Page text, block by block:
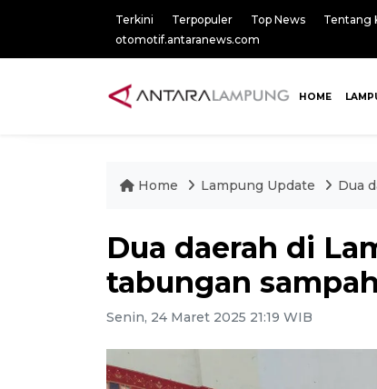
Terkini Terpopuler Top News Tentang
otomotif.antaranews.com
HOME
Home Lampung Update Dua
Dua daerah di
tabungan sampah
Senin, 24 Maret 2025 21:19 WIB